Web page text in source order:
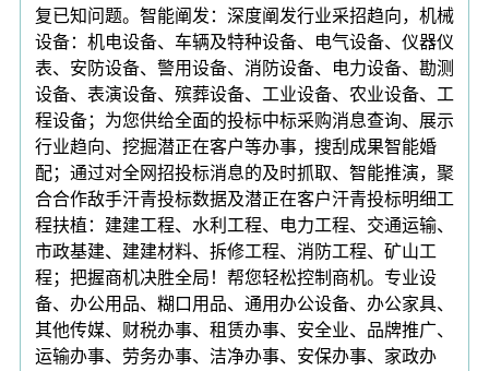
复已知问题。智能阐发：深度阐发行业采招趋向，机械
设备：机电设备、车辆及特种设备、电气设备、仪器仪
表、安防设备、警用设备、消防设备、电力设备、勘测
设备、表演设备、殡葬设备、工业设备、农业设备、工
程设备；为您供给全面的投标中标采购消息查询、展示
行业趋向、挖掘潜正在客户等办事，搜刮成果智能婚
配；通过对全网招投标消息的及时抓取、智能推演，聚
合合作敌手汗青投标数据及潜正在客户汗青投标明细工
程扶植：建建工程、水利工程、电力工程、交通运输、
市政基建、建建材料、拆修工程、消防工程、矿山工
程；把握商机决胜全局！帮您轻松控制商机。专业设
备、办公用品、糊口用品、通用办公设备、办公家具、
其他传媒、财税办事、租赁办事、安全业、品牌推广、
运输办事、劳务办事、洁净办事、安保办事、家政办